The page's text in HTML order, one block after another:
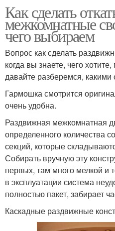
Как сделать
межкомнатные
чего выбираем
Вопрос как сделать
когда вы знаете, чего
давайте разберемся,
Гармошка смотрится
очень удобна.
Раздвижная межкомнатная
определенного количества
секций, которые
Собирать вручную эту
первых, там много мелкой и
в эксплуатации система
полностью пакет, забирает
Каскадные раздвижные